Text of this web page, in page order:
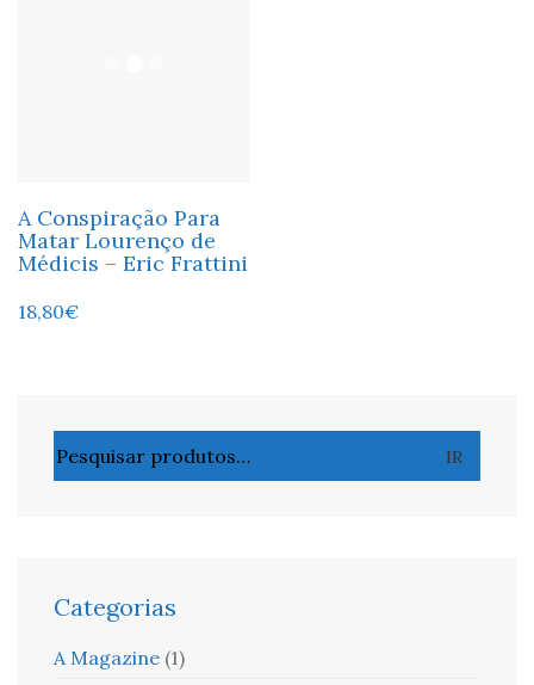
A Conspiração Para
Matar Lourenço de
Médicis – Eric Frattini
18,80€
por:
IR
Categorias
A Magazine (1)